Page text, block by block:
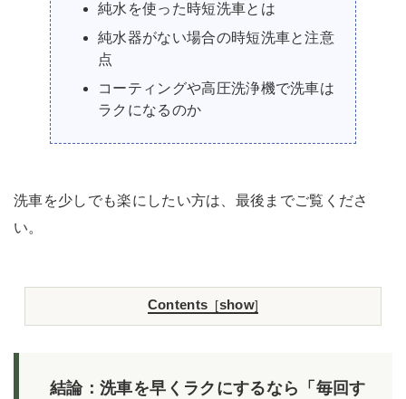
純水を使った時短洗車とは
純水器がない場合の時短洗車と注意
点
コーティングや高圧洗浄機で洗車は
ラクになるのか
洗車を少しでも楽にしたい方は、最後までご覧くださ
い。
Contents [show]
結論：洗車を早くラクにするなら「毎回す